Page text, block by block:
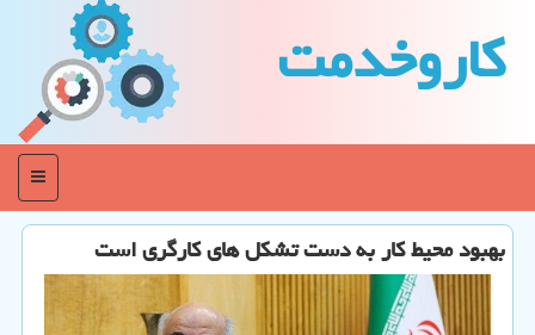
كاروخدمت
منو
بهبود محیط کار به دست تشکل های کارگری است